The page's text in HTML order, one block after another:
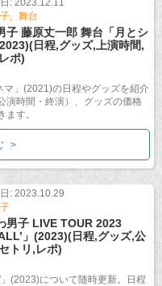
: 2023.12.11
舞台
子 藤原丈一郎 舞台「月とシ
日程,グッズ,上演時間,
ポ)
マ」(2021)の日程やグッズを紹介
演時間・終演）、グッズの価格
す。
: 2023.10.29
男子 LIVE TOUR 2023
」(2023)(日程,グッズ,公
トリ,レポ)
(2023)について随時更新。日程